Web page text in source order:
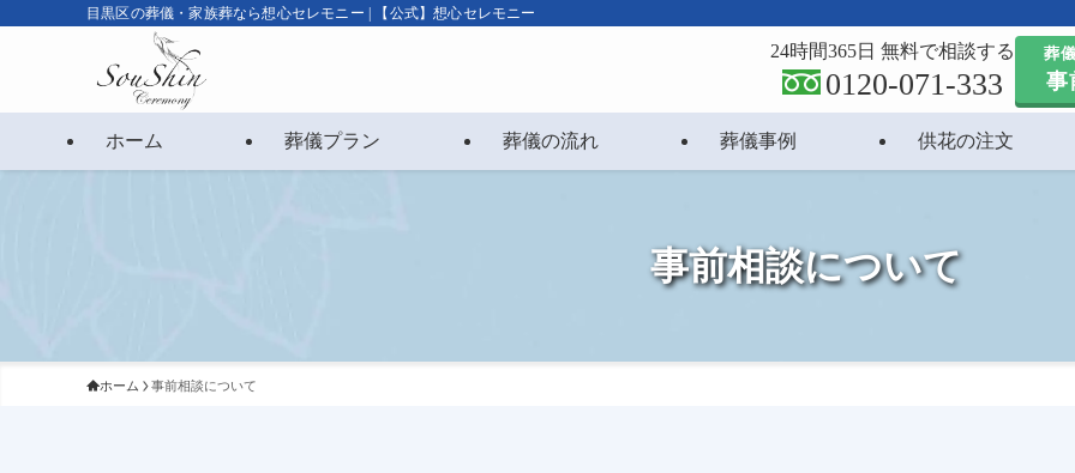
目黒区の葬儀・家族葬なら想心セレモニー | 【公式】想心セレモニー
ホーム 葬儀プラン 葬儀の流れ 葬儀事例 供花の注文
24時間365日 無料で相談する
0120-071-333
葬
事
事前相談について
ホーム 事前相談について